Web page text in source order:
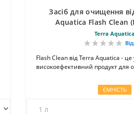
Засіб для очищення
Aquatica Flash Clean
Terra Aquatica
Flash Clean від Terra Aquatica - це
високоефективний продукт для
ЄМНІСТЬ